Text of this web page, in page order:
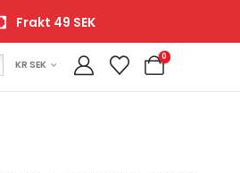
Frakt 49 SEK
KR SEK
0